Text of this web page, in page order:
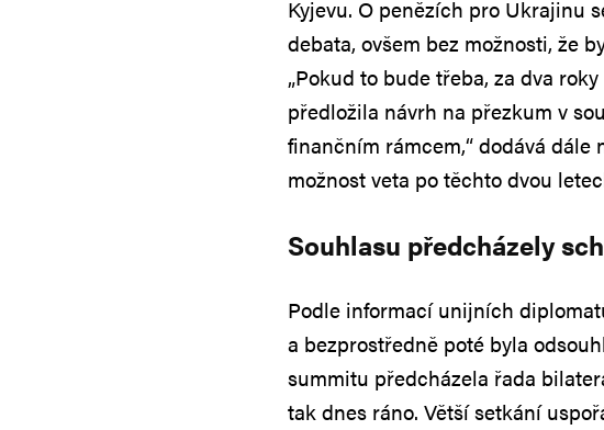
Kyjevu. O penězích pro Ukrajinu
debata, ovšem bez možnosti, že
„Pokud to bude třeba, za dva
předložila návrh na přezkum v
finančním rámcem,“ dodává dále
možnost veta po těchto dvou
Souhlasu předcházely
Podle informací unijních
a bezprostředně poté byla
summitu předcházela řada
tak dnes ráno. Větší setkání